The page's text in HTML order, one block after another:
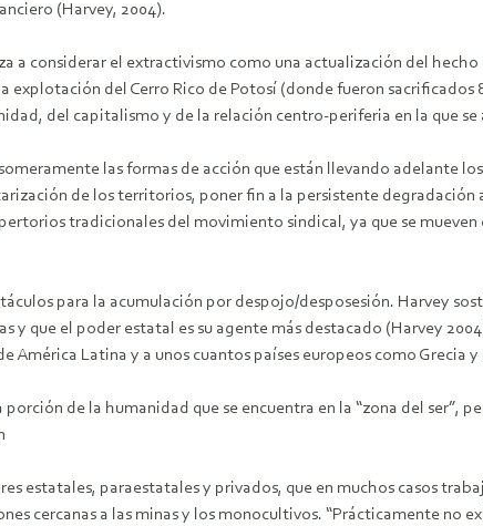
(Harvey, 2004).
a considerar el extractivismo como una actualización del
explotación del Cerro Rico de Potosí (donde fueron sacrificados
del capitalismo y de la relación centro-periferia en la que se
las formas de acción que están llevando adelante
de los territorios, poner fin a la persistente degradación
tradicionales del movimiento sindical, ya que se mueven
para la acumulación por despojo/desposesión. Harvey
y que el poder estatal es su agente más destacado (Harvey
Latina y a unos cuantos países europeos como Grecia
de la humanidad que se encuentra en la “zona del ser”,
estatales, paraestatales y privados, que en muchos casos
cercanas a las minas y los monocultivos. “Prácticamente no